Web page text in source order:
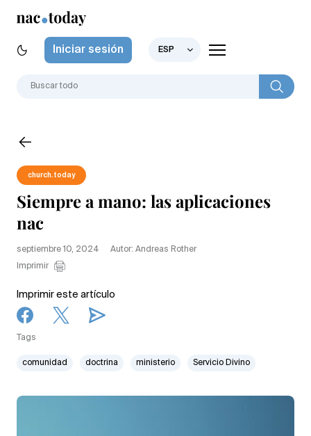
Iniciar sesión ESP
church.today
Siempre a mano: las aplicaciones
nac
septiembre 10, 2024
Autor: Andreas Rother
Imprimir
Imprimir este artículo
Tags
comunidad doctrina ministerio Servicio Divino